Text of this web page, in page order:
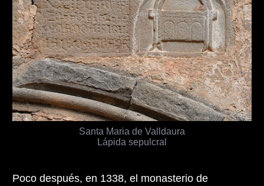
Santa Maria de Valldaura
Lápida sepulcral
Poco después, en 1338, el monasterio de